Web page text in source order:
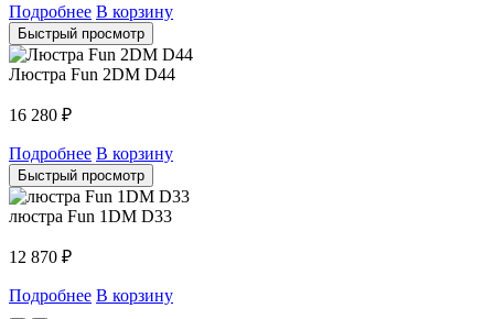
Подробнее В корзину
Быстрый просмотр
Люстра Fun 2DM D44
16 280 ₽
Подробнее В корзину
Быстрый просмотр
люстра Fun 1DM D33
12 870 ₽
Подробнее В корзину